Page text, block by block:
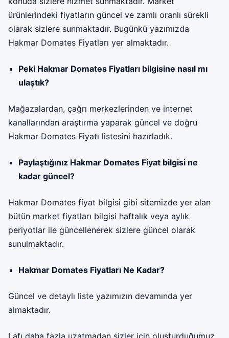
ürünlerindeki fiyatların güncel ve zamlı oranlı sürekli
olarak sizlere sunmaktadır. Bugünkü yazımızda
Hakmar Domates Fiyatları yer almaktadır.
Peki Hakmar Domates Fiyatları bilgisine nasıl mı
ulaştık?
Mağazalardan, çağrı merkezlerinden ve internet
kanallarından araştırma yaparak güncel ve doğru
Hakmar Domates Fiyatı listesini hazırladık.
Paylaştığınız Hakmar Domates Fiyat bilgisi ne
kadar güncel?
Hakmar Domates fiyat bilgisi gibi sitemizde yer alan
bütün market fiyatları bilgisi haftalık veya aylık
periyotlar ile güncellenerek sizlere güncel olarak
sunulmaktadır.
Hakmar Domates Fiyatları Ne Kadar?
Güncel ve detaylı liste yazımızın devamında yer
almaktadır.